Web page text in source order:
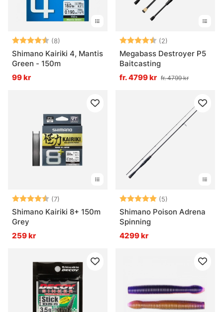
Betyg: (8)
4.5 utav 5 stjärnor
Shimano Kairiki 4, Mantis
Green - 150m
99 kr
Betyg: (2)
Megabass Destroyer P5
Baitcasting
fr. 4799 kr fr. 4799 kr
Betyg: (7)
4.7 utav 5 stjärnor
Shimano Kairiki 8+ 150m
Grey
259 kr
Betyg: (5)
Shimano Poison Adrena
Spinning
4299 kr